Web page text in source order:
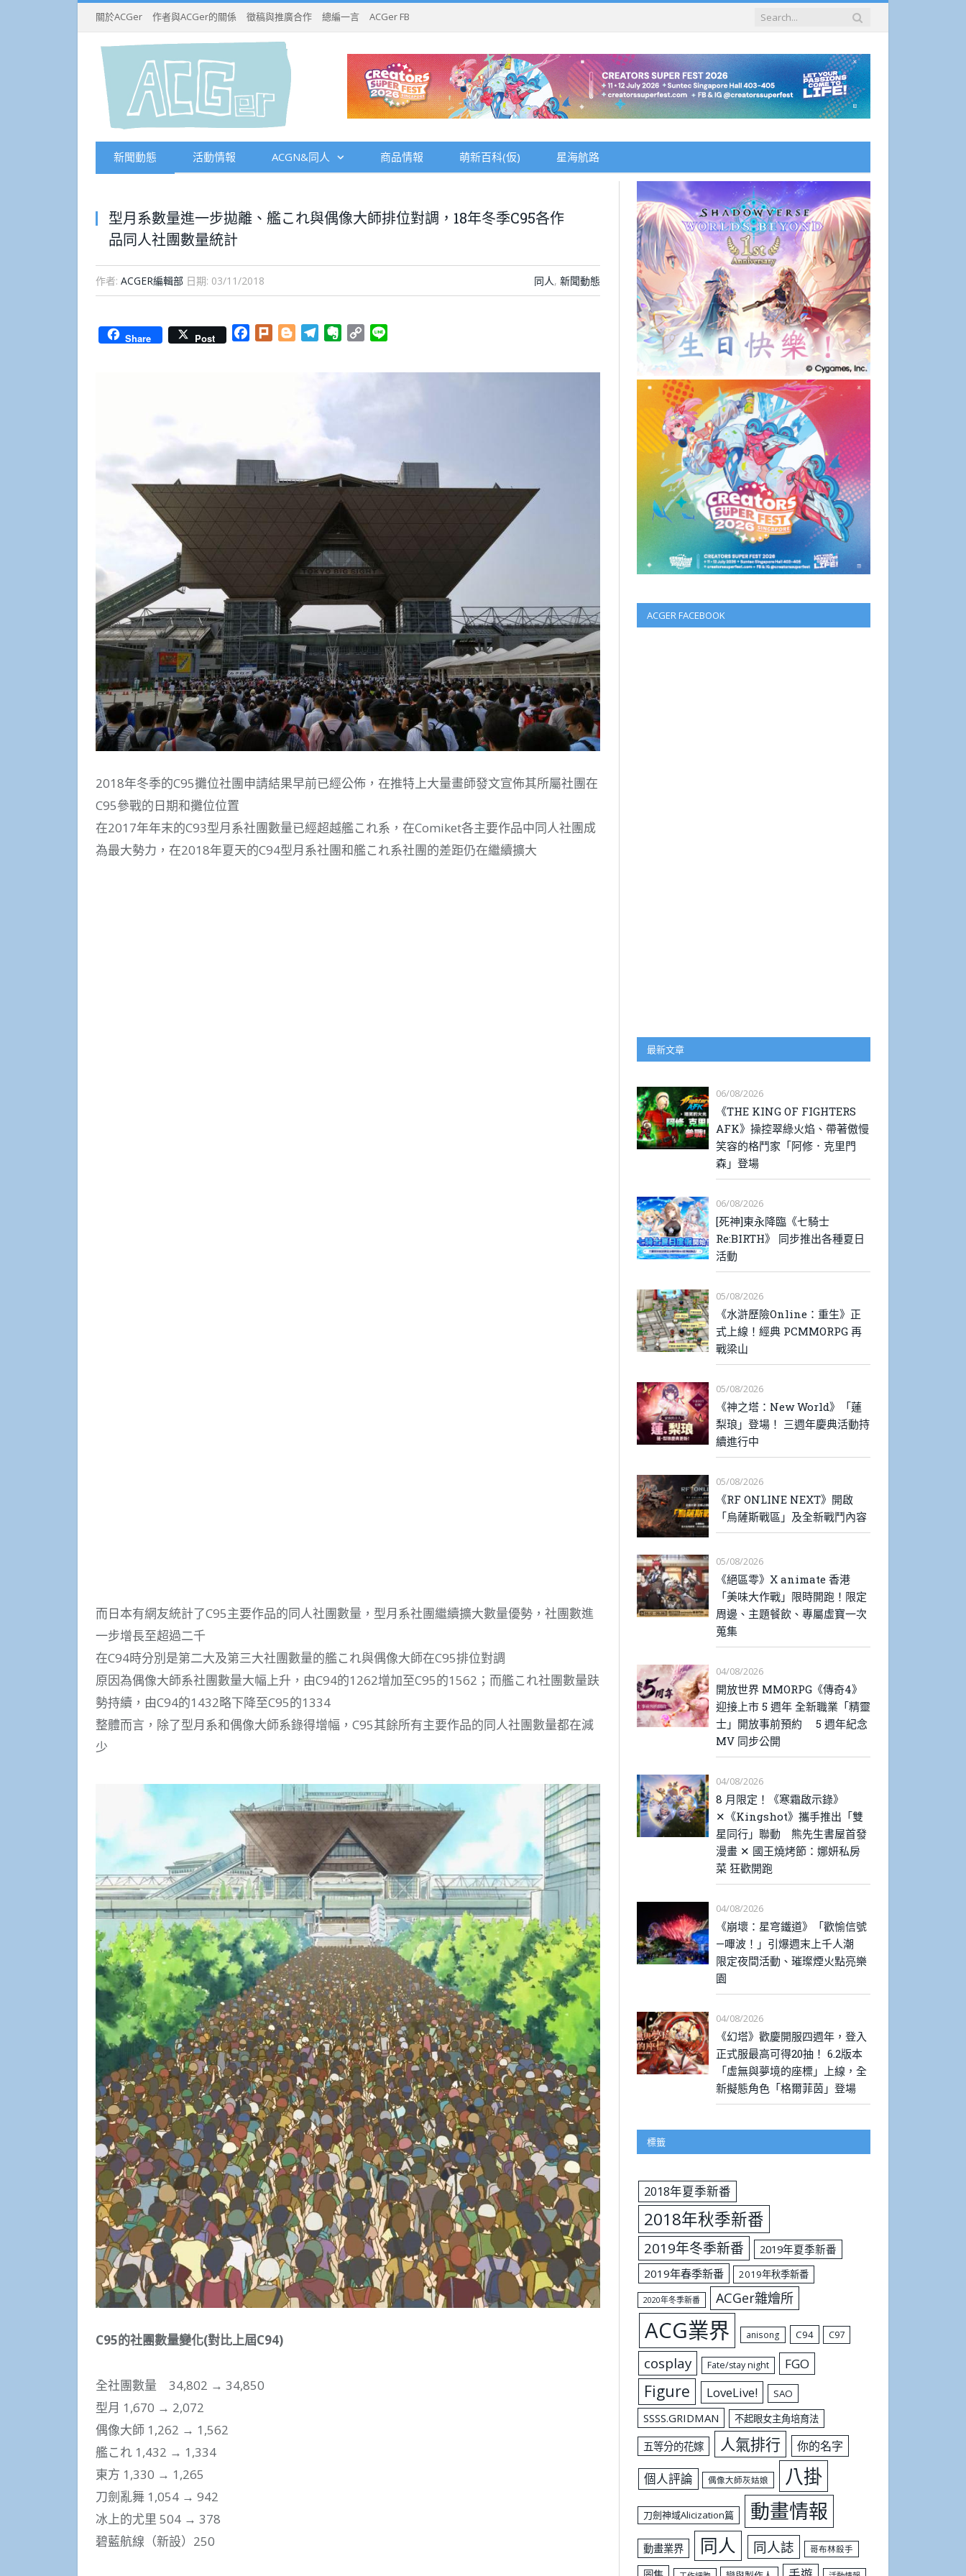
關於ACGer 作者與ACGer的關係 徵稿與推廣合作 總編一言 ACGer FB
新聞動態 活動情報 ACGN&同人 商品情報 萌新百科(仮) 星海航路
型月系數量進一步拋離、艦これ與偶像大師排位對調，18年冬季C95各作
品同人社團數量統計
作者: ACGER編輯部 日期: 03/11/2018 同人, 新聞動態
Share Post Facebook
Plurk BloggerTelegramEvernote
Copy
2018年冬季的C95攤位社團申請結果早前已經公佈，在推特上大量畫師發文宣佈其所屬社團在
C95參戰的日期和攤位位置
在2017年年末的C93型月系社團數量已經超越艦これ系，在Comiket各主要作品中同人社團成
為最大勢力，在2018年夏天的C94型月系社團和艦これ系社團的差距仍在繼續擴大
而日本有網友統計了C95主要作品的同人社團數量，型月系社團繼續擴大數量優勢，社團數進
一步增長至超過二千
在C94時分別是第二大及第三大社團數量的艦これ與偶像大師在C95排位對調
原因為偶像大師系社團數量大幅上升，由C94的1262增加至C95的1562；而艦これ社團數量趺
勢持續，由C94的1432略下降至C95的1334
整體而言，除了型月系和偶像大師系錄得增幅，C95其餘所有主要作品的同人社團數量都在減
少
C95的社團數量變化(對比上屆C94)
全社團數量 34,802 → 34,850
型月 1,670 → 2,072
偶像大師 1,262 → 1,562
艦これ 1,432 → 1,334
東方 1,330 → 1,265
刀劍亂舞 1,054 → 942
冰上的尤里 504 → 378
碧藍航線（新設）250
ACGER FACEBOOK
最新文章
06/08/2026
《THE KING OF FIGHTERS
AFK》操控翠綠火焰、帶著傲慢
笑容的格鬥家「阿修．克里門
森」登場
06/08/2026
[死神]東永降臨《七騎士
Re:BIRTH》 同步推出各種夏日
活動
05/08/2026
《水滸歷險Online：重生》正
式上線！經典 PCMMORPG 再
戰梁山
05/08/2026
《神之塔：New World》「蓮
梨琅」登場！ 三週年慶典活動持
續進行中
05/08/2026
《RF ONLINE NEXT》開啟
「烏薩斯戰區」及全新戰鬥內容
05/08/2026
《絕區零》X animate 香港
「美味大作戰」限時開跑！限定
周邊、主題餐飲、專屬虛寶一次
蒐集
04/08/2026
開放世界 MMORPG《傳奇4》
迎接上市 5 週年 全新職業「精靈
士」開放事前預約 5 週年紀念
MV 同步公開
04/08/2026
8 月限定！《寒霜啟示錄》
✕《Kingshot》攜手推出「雙
星同行」聯動 熊先生書屋首發
漫畫 ✕ 國王燒烤節：娜妍私房
菜 狂歡開跑
04/08/2026
《崩壞：星穹鐵道》「歡愉信號
—嗶波！」引爆週末上千人潮
限定夜間活動、璀璨煙火點亮樂
園
04/08/2026
《幻塔》歡慶開服四週年，登入
正式服最高可得20抽！ 6.2版本
「虛無與夢境的座標」上線，全
新擬態角色「格爾菲茵」登場
標籤
2018年夏季新番
2018年秋季新番
2019年冬季新番
2019年夏季新番
2019年春季新番
2019年秋季新番
2020年冬季新番 ACGer雜燴所
ACG業界 anisong C94 C97
cosplay Fate/stay night FGO
Figure LoveLive! SAO
SSSS.GRIDMAN 不起眼女主角培育法
五等分的花嫁 人氣排行 你的名字
個人評論 偶像大師灰姑娘 八掛
刀劍神域Alicization篇 動畫情報
動畫業界 同人 同人誌 哥布林殺手